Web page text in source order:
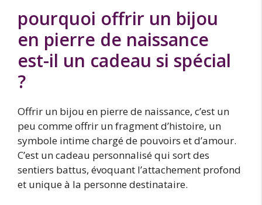
pourquoi offrir un bijou
en pierre de naissance
est-il un cadeau si spécial
?
Offrir un bijou en pierre de naissance, c’est un
peu comme offrir un fragment d’histoire, un
symbole intime chargé de pouvoirs et d’amour.
C’est un cadeau personnalisé qui sort des
sentiers battus, évoquant l’attachement profond
et unique à la personne destinataire.